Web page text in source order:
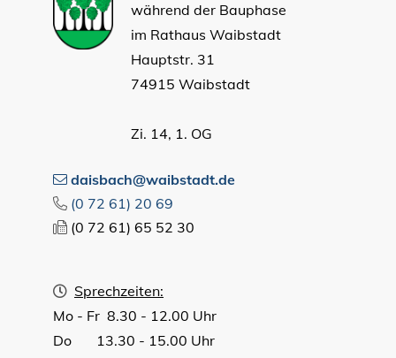
während der Bauphase
im Rathaus Waibstadt
Hauptstr. 31
74915 Waibstadt
Zi. 14, 1. OG
daisbach@waibstadt.de
(0 72 61) 20 69
(0 72 61) 65 52 30
Sprechzeiten:
Mo - Fr 8.30 - 12.00 Uhr
Do 13.30 - 15.00 Uhr